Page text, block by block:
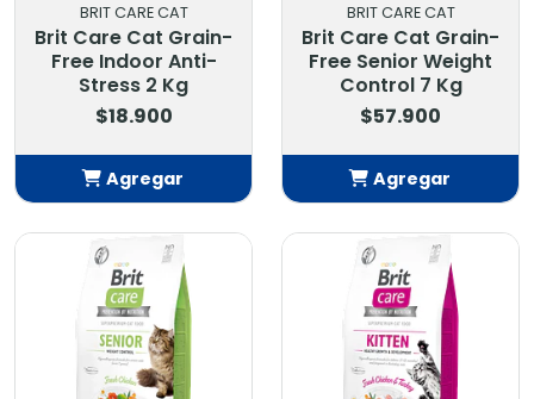
BRIT CARE CAT
Brit Care Cat Grain-
Free Indoor Anti-
Stress 2 Kg
$18.900
Agregar
Añadido
BRIT CARE CAT
Brit Care Cat Grain-
Free Senior Weight
Control 7 Kg
$57.900
Agregar
Añadido